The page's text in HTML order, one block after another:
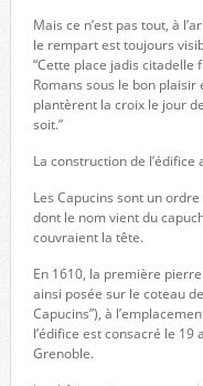
Mais ce n’est pas tout, à
le rempart est toujours
“Cette place jadis citadelle
Romans sous le bon
plantèrent la croix le jour
soit.”
La construction de l’édifice
Les Capucins sont un
dont le nom vient du
couvraient la tête.
En 1610, la première
ainsi posée sur le coteau
Capucins”), à
l’édifice est consacré le 19
Grenoble.